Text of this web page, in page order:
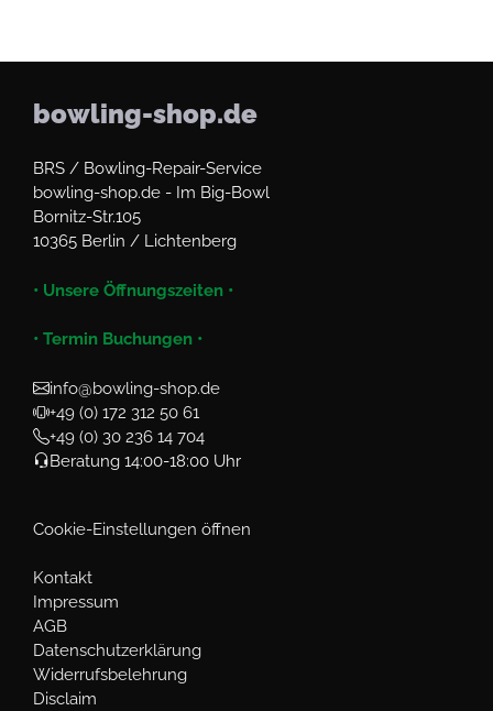
bowling-shop.de
BRS / Bowling-Repair-Service
bowling-shop.de - Im Big-Bowl
Bornitz-Str.105
10365 Berlin / Lichtenberg
• Unsere Öffnungszeiten •
• Termin Buchungen •
info@bowling-shop.de
+49 (0) 172 312 50 61
+49 (0) 30 236 14 704
Beratung 14:00-18:00 Uhr
Cookie-Einstellungen öffnen
Kontakt
Impressum
AGB
Datenschutzerklärung
Widerrufsbelehrung
Disclaim